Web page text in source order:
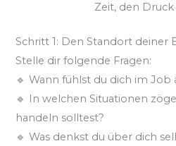
Zeit, den Druck
Schritt 1: Den Standort deiner
Stelle dir folgende Fragen:
🔹 Wann fühlst du dich im
🔹 In welchen Situationen
handeln solltest?
🔹 Was denkst du über dich